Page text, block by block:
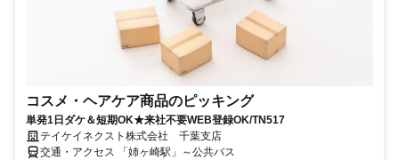
コスメ・ヘアケア商品のピッキング
単発1日ダケ＆短期OK★来社不要WEB登録OK/TN517
テイケイネクスト株式会社 千葉支店
交通・アクセス 「姉ヶ崎駅」～公共バス